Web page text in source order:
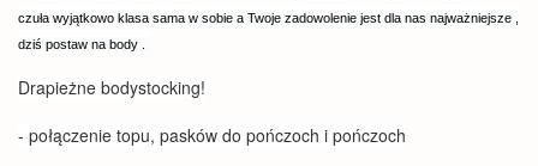
czuła wyjątkowo klasa sama w sobie a Twoje zadowolenie jest dla nas najważniejsze ,
dziś postaw na body .
Drapieżne bodystocking!
- połączenie topu, pasków do pończoch i pończoch